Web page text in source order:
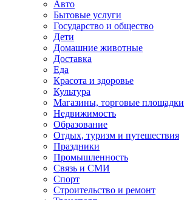
Авто
Бытовые услуги
Государство и общество
Дети
Домашние животные
Доставка
Еда
Красота и здоровье
Культура
Магазины, торговые площадки
Недвижимость
Образование
Отдых, туризм и путешествия
Праздники
Промышленность
Связь и СМИ
Спорт
Строительство и ремонт